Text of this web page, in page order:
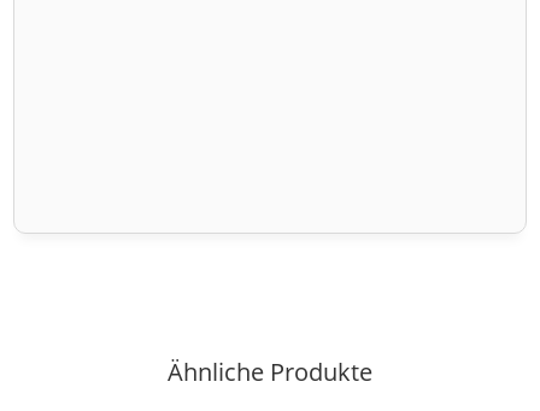
Ähnliche Produkte